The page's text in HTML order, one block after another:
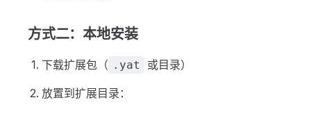
方式二：本地安装
下载扩展包（ .yat 或目录）
放置到扩展目录：